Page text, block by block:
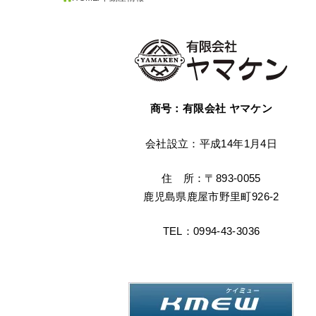
商号：有限会社 ヤマケン
会社設立：平成14年1月4日
住 所：〒893-0055
鹿児島県鹿屋市野里町926-2
TEL：0994-43-3036